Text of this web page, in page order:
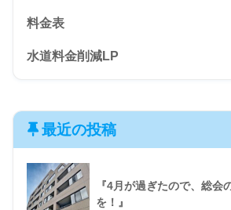
料金表
水道料金削減LP
最近の投稿
『4月が過ぎたので、総会
を！』